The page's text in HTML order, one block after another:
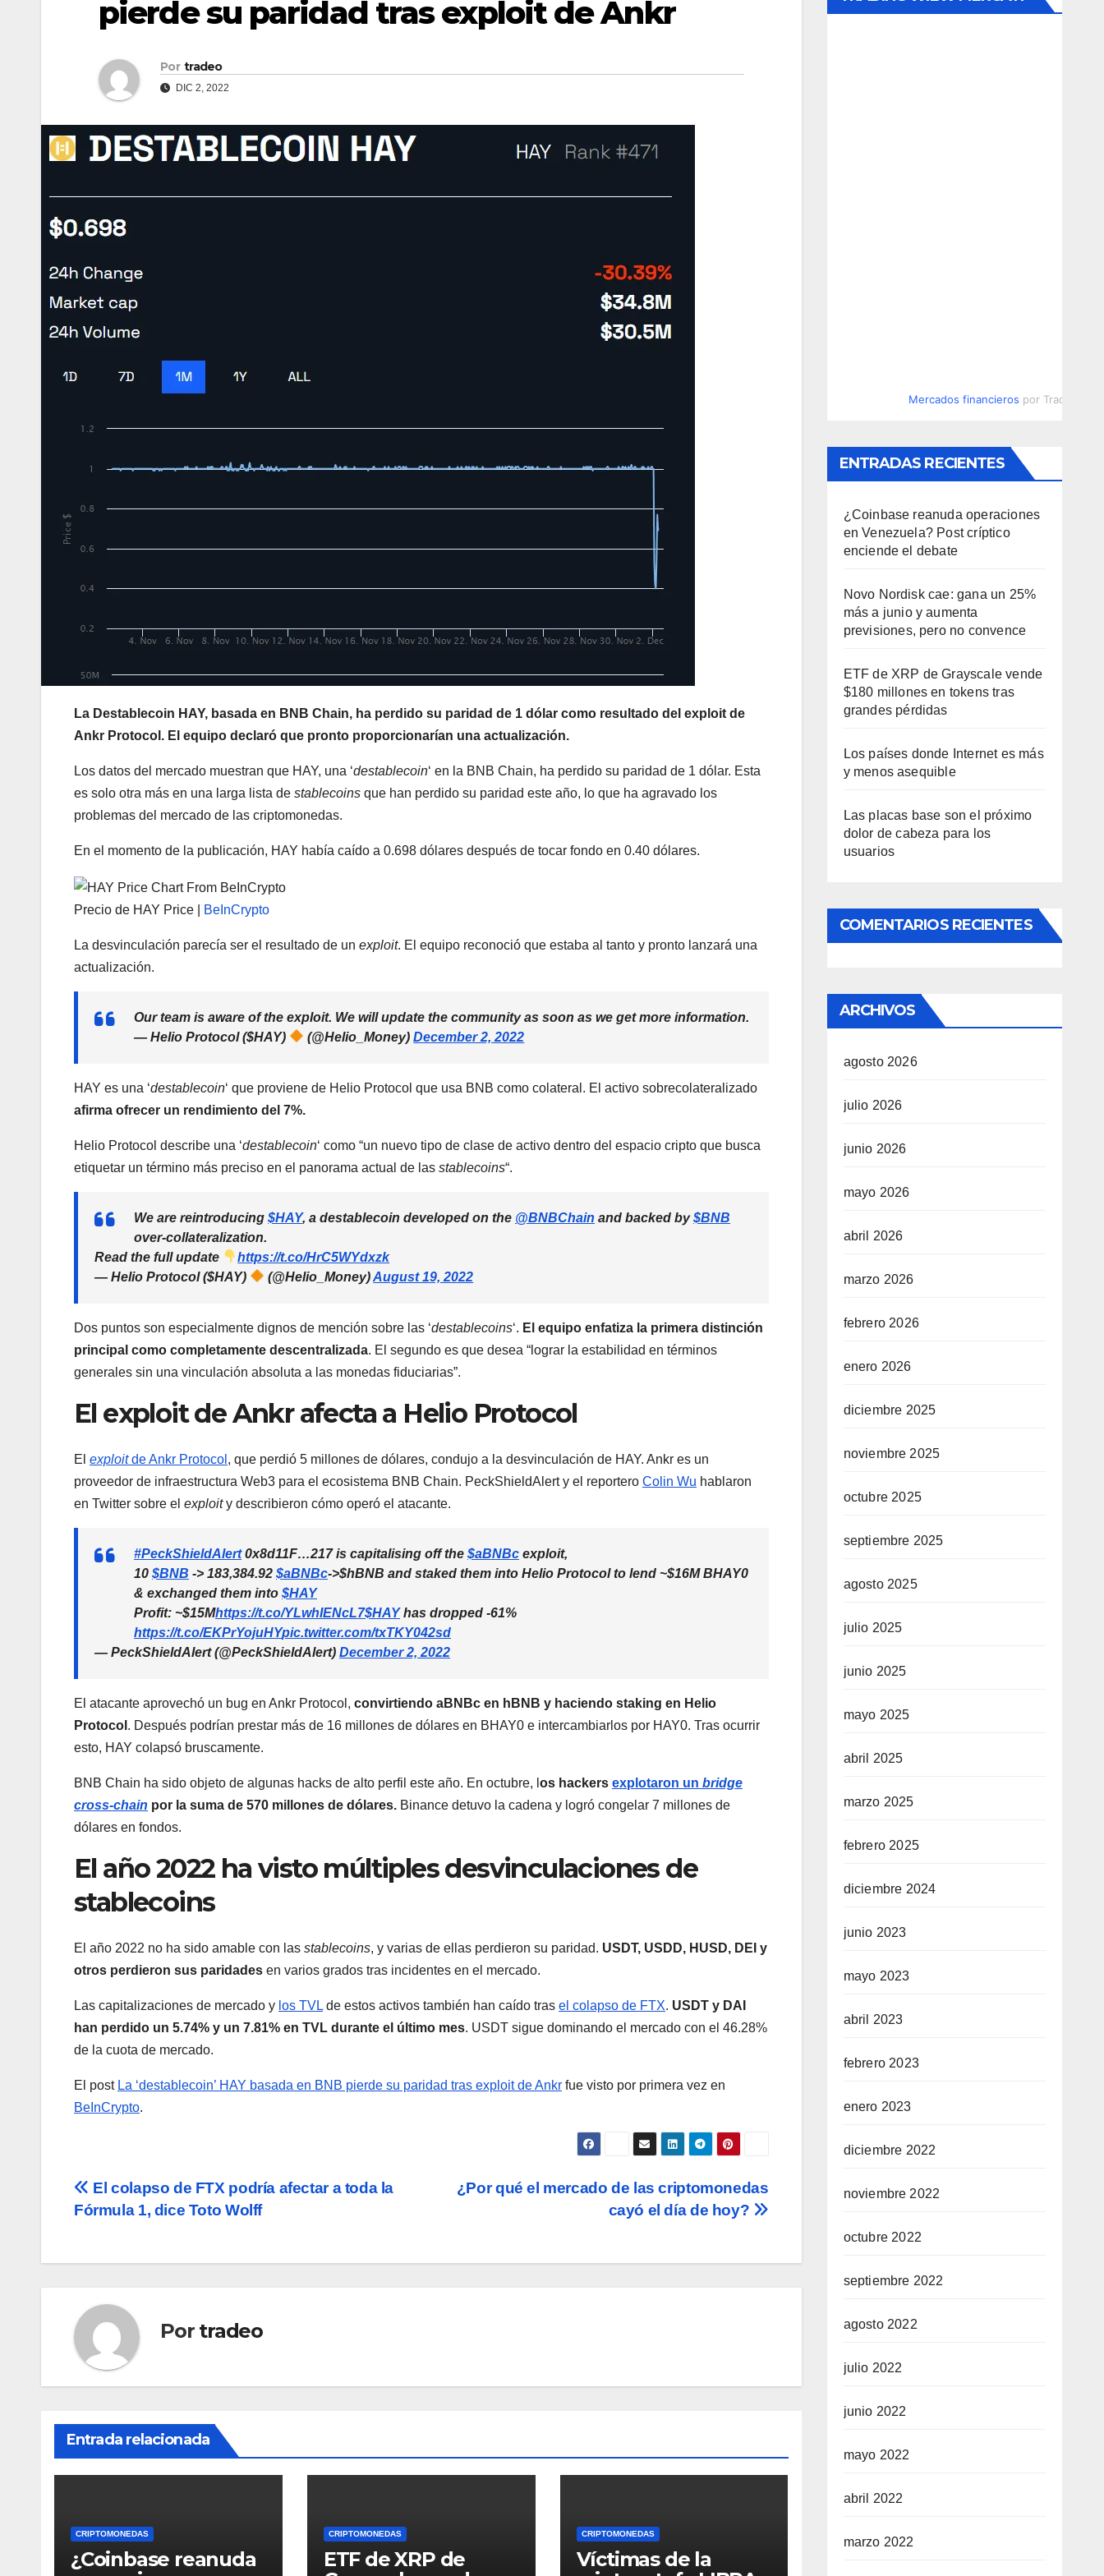
pierde su paridad tras exploit de Ankr
Por tradeo
DIC 2, 2022
La Destablecoin HAY, basada en BNB Chain, ha perdido su paridad de 1 dólar como resultado del exploit de
Ankr Protocol. El equipo declaró que pronto proporcionarían una actualización.
Los datos del mercado muestran que HAY, una ‘destablecoin‘ en la BNB Chain, ha perdido su paridad de 1 dólar. Esta
es solo otra más en una larga lista de stablecoins que han perdido su paridad este año, lo que ha agravado los
problemas del mercado de las criptomonedas.
En el momento de la publicación, HAY había caído a 0.698 dólares después de tocar fondo en 0.40 dólares.
Precio de HAY Price | BeInCrypto
La desvinculación parecía ser el resultado de un exploit. El equipo reconoció que estaba al tanto y pronto lanzará una
actualización.
Our team is aware of the exploit. We will update the community as soon as we get more information.
— Helio Protocol ($HAY)
(@Helio_Money)December 2, 2022
HAY es una ‘destablecoin‘ que proviene de Helio Protocol que usa BNB como colateral. El activo sobrecolateralizado
afirma ofrecer un rendimiento del 7%.
Helio Protocol describe una ‘destablecoin‘ como “un nuevo tipo de clase de activo dentro del espacio cripto que busca
etiquetar un término más preciso en el panorama actual de las stablecoins“.
We are reintroducing $HAY, a destablecoin developed on the @BNBChain and backed by$BNB
over-collateralization.
Read the full update
https://t.co/HrC5WYdxzk
— Helio Protocol ($HAY)
(@Helio_Money)August 19, 2022
Dos puntos son especialmente dignos de mención sobre las ‘destablecoins‘. El equipo enfatiza la primera distinción
principal como completamente descentralizada. El segundo es que desea “lograr la estabilidad en términos
generales sin una vinculación absoluta a las monedas fiduciarias”.
El exploit de Ankr afecta a Helio Protocol
El exploitde Ankr Protocol , que perdió 5 millones de dólares, condujo a la desvinculación de HAY. Ankr es un
proveedor de infraestructura Web3 para el ecosistema BNB Chain. PeckShieldAlert y el reportero Colin Wu hablaron
en Twitter sobre el exploity describieron cómo operó el atacante.
#PeckShieldAlert0x8d11F…217 is capitalising off the $aBNBc exploit,
10 $BNB -> 183,384.92 $aBNBc->$hBNB and staked them into Helio Protocol to lend ~$16M BHAY0
& exchanged them into $HAY
Profit: ~$15Mhttps://t.co/YLwhIENcL7$HAYhas dropped -61%
https://t.co/EKPrYojuHYpic.twitter.com/txTKY042sd
— PeckShieldAlert (@PeckShieldAlert) December 2, 2022
El atacante aprovechó un bug en Ankr Protocol, convirtiendo aBNBc en hBNB y haciendo staking en Helio
Protocol . Después podrían prestar más de 16 millones de dólares en BHAY0 e intercambiarlos por HAY0. Tras ocurrir
esto, HAY colapsó bruscamente.
BNB Chain ha sido objeto de algunas hacks de alto perfil este año. En octubre, l os hackers explotaron un bridge
cross-chain por la suma de 570 millones de dólares. Binance detuvo la cadena y logró congelar 7 millones de
dólares en fondos.
El año 2022 ha visto múltiples desvinculaciones de
stablecoins
El año 2022 no ha sido amable con las stablecoins, y varias de ellas perdieron su paridad. USDT, USDD, HUSD, DEI y
otros perdieron sus paridades en varios grados tras incidentes en el mercado.
Las capitalizaciones de mercado y los TVLde estos activos también han caído tras el colapso de FTX. USDT y DAI
han perdido un 5.74% y un 7.81% en TVL durante el último mes. USDT sigue dominando el mercado con el 46.28%
de la cuota de mercado.
El post La ‘destablecoin’ HAY basada en BNB pierde su paridad tras exploit de Ankr fue visto por primera vez en
BeInCrypto.
Navegación
entradas
¿Por qué el mercado de las criptomonedas
cayó el día de hoy?
El colapso de FTX podría afectar a toda la
Fórmula 1, dice Toto Wolff
Por tradeo
Entrada relacionada
CRIPTOMONEDAS
¿Coinbase reanuda
CRIPTOMONEDAS
ETF de XRP de
CRIPTOMONEDAS
Víctimas de la
Mercados financieros por
ENTRADAS RECIENTES
¿Coinbase reanuda operaciones
en Venezuela? Post críptico
enciende el debate
Novo Nordisk cae: gana un 25%
más a junio y aumenta
previsiones, pero no convence
ETF de XRP de Grayscale vende
$180 millones en tokens tras
grandes pérdidas
Los países donde Internet es más
y menos asequible
Las placas base son el próximo
dolor de cabeza para los
usuarios
COMENTARIOS RECIENTES
ARCHIVOS
agosto 2026
julio 2026
junio 2026
mayo 2026
abril 2026
marzo 2026
febrero 2026
enero 2026
diciembre 2025
noviembre 2025
octubre 2025
septiembre 2025
agosto 2025
julio 2025
junio 2025
mayo 2025
abril 2025
marzo 2025
febrero 2025
diciembre 2024
junio 2023
mayo 2023
abril 2023
febrero 2023
enero 2023
diciembre 2022
noviembre 2022
octubre 2022
septiembre 2022
agosto 2022
julio 2022
junio 2022
mayo 2022
abril 2022
marzo 2022